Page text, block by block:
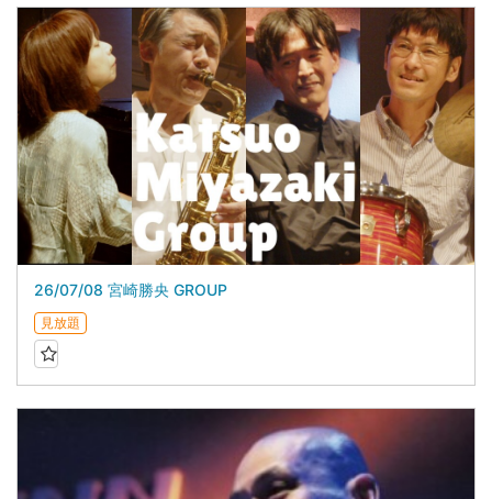
26/07/08 宮崎勝央 GROUP
見放題